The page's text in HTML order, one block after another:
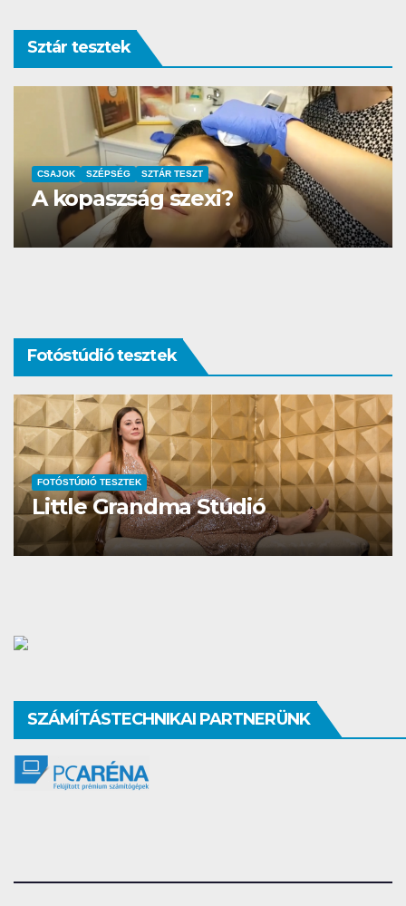
Sztár tesztek
AUTÓ-MOTOR SZTÁR TESZT
DS3 és Zanzibár Rita
Fotóstúdió tesztek
FOTÓSTÚDIÓ TESZTEK
Studio Different
SZÁMÍTÁSTECHNIKAI PARTNERÜNK